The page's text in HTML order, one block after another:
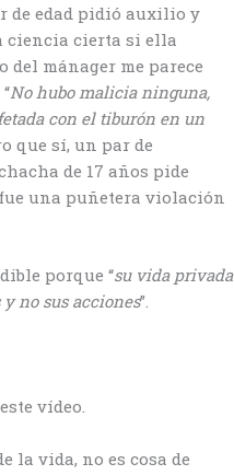
de edad pidió auxilio y
ciencia cierta si ella
del mánager me parece
No hubo malicia ninguna,
con el tiburón en un
que sí, un par de
de 17 años pide
una puñetera violación
porque “su vida privada
no sus acciones”.
vídeo.
la vida, no es cosa de